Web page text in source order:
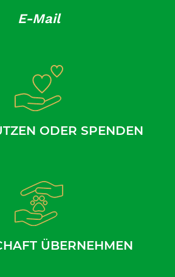
E-Mail
ODER SPENDEN
ÜBERNEHMEN